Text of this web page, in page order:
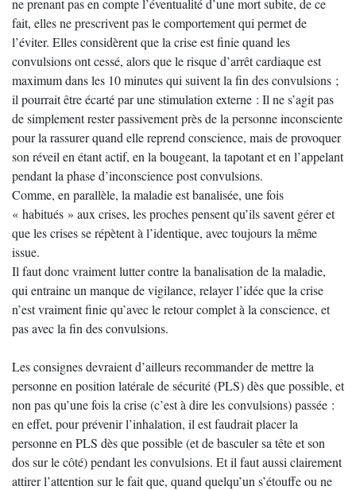
ne prenant pas en compte l’éventualité d’une mort subite, de ce
fait, elles ne prescrivent pas le comportement qui permet de
l’éviter. Elles considèrent que la crise est finie quand les
convulsions ont cessé, alors que le risque d’arrêt cardiaque est
maximum dans les 10 minutes qui suivent la fin des convulsions ;
il pourrait être écarté par une stimulation externe : Il ne s’agit pas
de simplement rester passivement près de la personne inconsciente
pour la rassurer quand elle reprend conscience, mais de provoquer
son réveil en étant actif, en la bougeant, la tapotant et en l’appelant
pendant la phase d’inconscience post convulsions.
Comme, en parallèle, la maladie est banalisée, une fois
« habitués » aux crises, les proches pensent qu’ils savent gérer et
que les crises se répètent à l’identique, avec toujours la même
issue.
Il faut donc vraiment lutter contre la banalisation de la maladie,
qui entraine un manque de vigilance, relayer l’idée que la crise
n’est vraiment finie qu’avec le retour complet à la conscience, et
pas avec la fin des convulsions.
Les consignes devraient d’ailleurs recommander de mettre la
personne en position latérale de sécurité (PLS) dès que possible, et
non pas qu’une fois la crise (c’est à dire les convulsions) passée :
en effet, pour prévenir l’inhalation, il est faudrait placer la
personne en PLS dès que possible (et de basculer sa tête et son
dos sur le côté) pendant les convulsions. Et il faut aussi clairement
attirer l’attention sur le fait que, quand quelqu’un s’étouffe ou ne